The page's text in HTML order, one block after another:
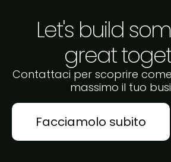
Let's build
great
Contattaci per scoprire
massimo il tuo
Facciamolo subito